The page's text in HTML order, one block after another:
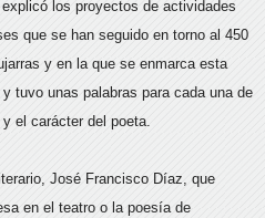
los proyectos de actividades
que se han seguido en torno al 450
y en la que se enmarca esta
tuvo unas palabras para cada una de
el carácter del poeta.
José Francisco Díaz, que
en el teatro o la poesía de